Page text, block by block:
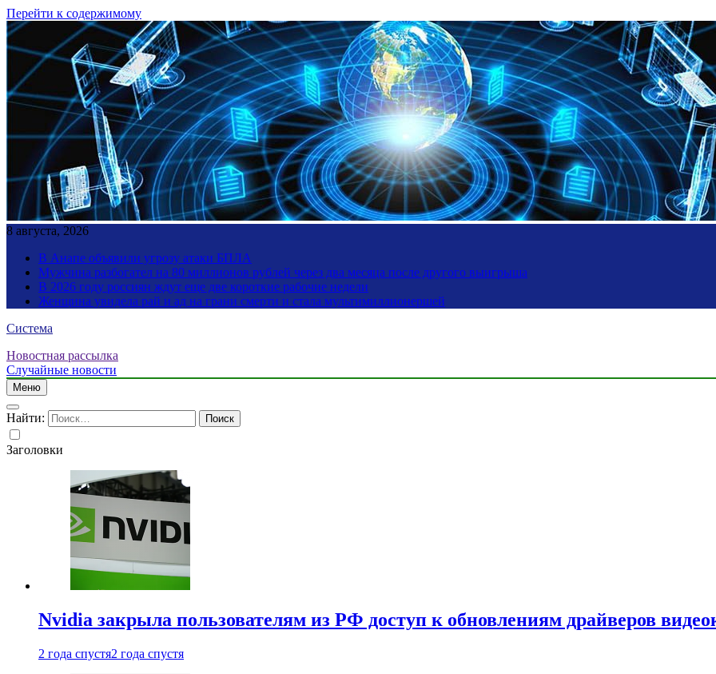
Перейти к содержимому
8 августа, 2026
В Анапе объявили угрозу атаки БПЛА
Мужчина разбогател на 80 миллионов рублей через два месяца после другого выигрыша
В 2026 году россиян ждут еще две короткие рабочие недели
Женщина увидела рай и ад на грани смерти и стала мультимиллионершей
Система
Новостная рассылка
Случайные новости
Меню
Найти:
Заголовки
Nvidia закрыла пользователям из РФ доступ к обновлениям драйверов
2 года спустя2 года спустя